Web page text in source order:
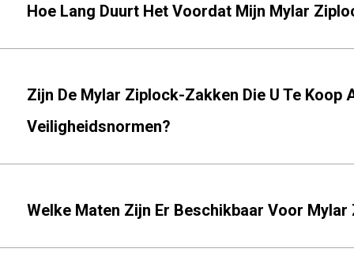
Hoe Lang Duurt Het Voordat Mijn Mylar
Zijn De Mylar Ziplock-Zakken Die U Te Koop
Veiligheidsnormen?
Welke Maten Zijn Er Beschikbaar Voor